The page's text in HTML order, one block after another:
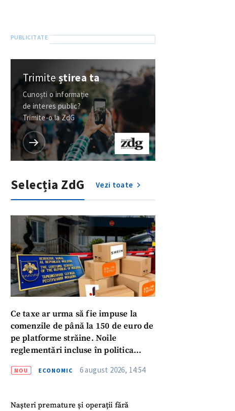
Trimiteștirea ta
Cunoști o informație
de interes public?
Trimite-o la ZdG
Selecția ZdG Vezi toate
Ce taxe ar urma să fie impuse la
comenzile de până la 150 de euro de
pe platforme străine. Noile
reglementări incluse în politica
NOU ECONOMIC 6 august 2026, 14:54
Nașteri premature și operații fără